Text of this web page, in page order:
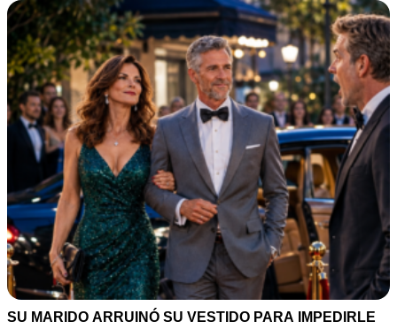
SU MARIDO ARRUINÓ SU VESTIDO PARA IMPEDIRLE